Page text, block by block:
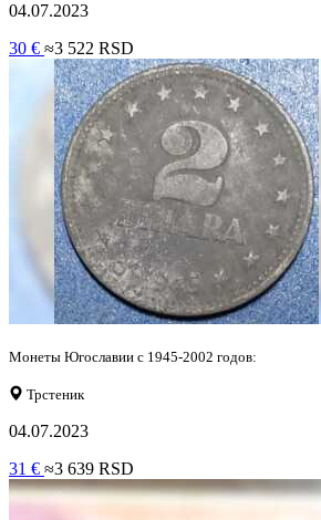
04.07.2023
30 € ≈3 522 RSD
Монеты Югославии с 1945-2002 годов:
Трстеник
04.07.2023
31 € ≈3 639 RSD